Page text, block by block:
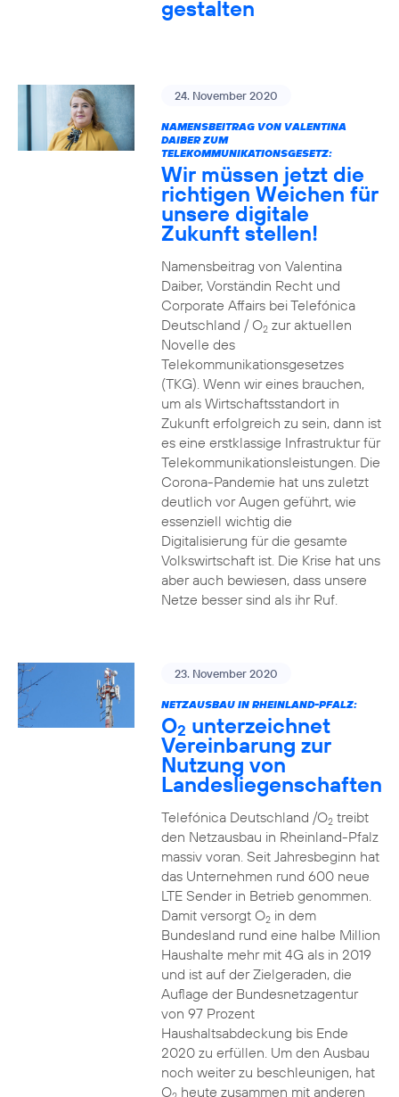
gestalten
24. November 2020
NAMENSBEITRAG VON VALENTINA
DAIBER ZUM
TELEKOMMUNIKATIONSGESETZ:
Wir müssen jetzt die
richtigen Weichen für
unsere digitale
Zukunft stellen!
Namensbeitrag von Valentina
Daiber, Vorständin Recht und
Corporate Affairs bei Telefónica
Deutschland / O2zur aktuellen
Novelle des
Telekommunikationsgesetzes
(TKG). Wenn wir eines brauchen,
um als Wirtschaftsstandort in
Zukunft erfolgreich zu sein, dann ist
es eine erstklassige Infrastruktur für
Telekommunikationsleistungen. Die
Corona-Pandemie hat uns zuletzt
deutlich vor Augen geführt, wie
essenziell wichtig die
Digitalisierung für die gesamte
Volkswirtschaft ist. Die Krise hat uns
aber auch bewiesen, dass unsere
Netze besser sind als ihr Ruf.
23. November 2020
NETZAUSBAU IN RHEINLAND-PFALZ:
O2 unterzeichnet
Vereinbarung zur
Nutzung von
Landesliegenschaften
Telefónica Deutschland /O2treibt
den Netzausbau in Rheinland-Pfalz
massiv voran. Seit Jahresbeginn hat
das Unternehmen rund 600 neue
LTE Sender in Betrieb genommen.
Damit versorgt O2in dem
Bundesland rund eine halbe Million
Haushalte mehr mit 4G als in 2019
und ist auf der Zielgeraden, die
Auflage der Bundesnetzagentur
von 97 Prozent
Haushaltsabdeckung bis Ende
2020 zu erfüllen. Um den Ausbau
noch weiter zu beschleunigen, hat
O heute zusammen mit anderen